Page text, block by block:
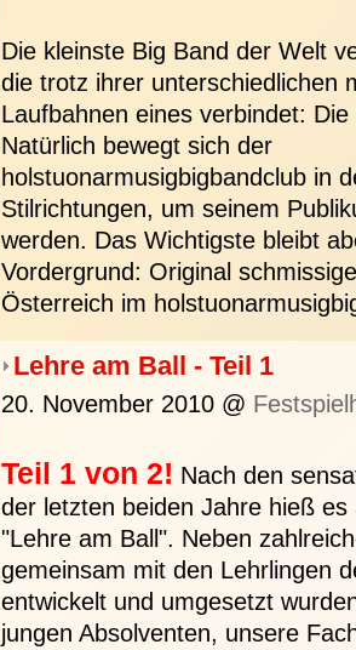
Die kleinste Big Band der Welt
die trotz ihrer unterschiedlichen
Laufbahnen eines verbindet: Die
Natürlich bewegt sich der
holstuonarmusigbigbandclub in
Stilrichtungen, um seinem
werden. Das Wichtigste bleibt
Vordergrund: Original
Österreich im
Lehre am Ball - Teil 1
20. November 2010 @
Teil 1 von 2! Nach den
der letzten beiden Jahre hieß
"Lehre am Ball". Neben
gemeinsam mit den Lehrlingen
entwickelt und umgesetzt
jungen Absolventen, unsere